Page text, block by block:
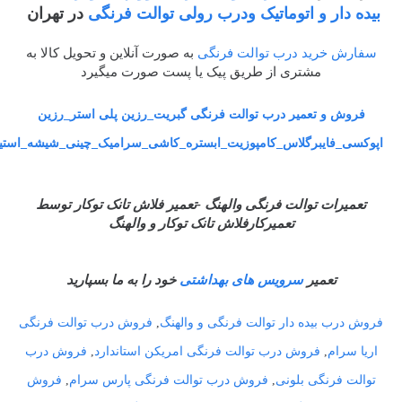
بیده دار و اتوماتیک ودرب رولی توالت فرنگی در تهران
سفارش خرید درب توالت فرنگی به صورت آنلاین و تحویل کالا به
مشتری از طریق پیک یا پست صورت میگیرد
فروش و تعمیر درب توالت فرنگی گبریت_رزین پلی استر_رزین
تعمیرات توالت فرنگی والهنگ -تعمیر فلاش تانک توکار توسط
تعمیرکارفلاش تانک توکار و والهنگ
تعمیرسرویس های بهداشتیخود را به ما بسپارید
فروش درب بیده دار توالت فرنگی و والهنگ, فروش درب توالت فرنگی
اریا سرام, فروش درب توالت فرنگی امریکن استاندارد, فروش درب
توالت فرنگی بلونی, فروش درب توالت فرنگی پارس سرام, فروش